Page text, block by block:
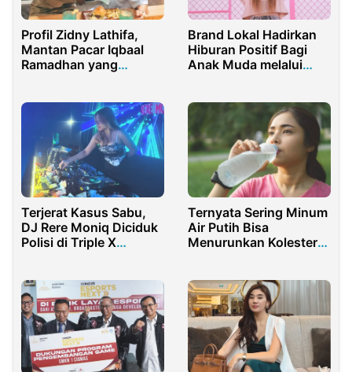
Profil Zidny Lathifa,
Mantan Pacar Iqbaal
Ramadhan yang
Brand Lokal Hadirkan
Hiburan Positif Bagi
Anak Muda melalui
Terjerat Kasus Sabu,
DJ Rere Moniq Diciduk
Polisi di Triple X
Ternyata Sering Minum
Air Putih Bisa
Menurunkan Kolesterol